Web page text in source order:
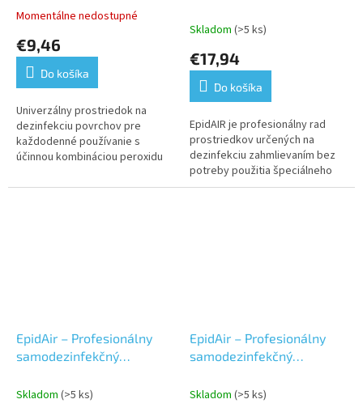
Priemerné
produktu
5,0
5
hviezdičiek.
Momentálne nedostupné
€9,46
Do košíka
Univerzálny prostriedok na
dezinfekciu povrchov pre
každodenné používanie s
účinnou kombináciou peroxidu
Schválený na kontakt s
Bavlníkový kvet
Skladom (>5 ks)
€17,94
Do košíka
EpidAIR je profesionálny rad
prostriedkov určených na
dezinfekciu zahmlievaním bez
potreby použitia špeciálneho
vybavenia. EpidAIR odstraňuje
EpidAir – Profesionálny
samodezinfekčný
Skladom (>5 ks)
EpidAir – Profesionálny
samodezinfekčný
Eukalyptus
Skladom (>5 ks)